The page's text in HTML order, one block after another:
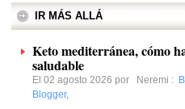
IR MÁS ALLÁ
Keto mediterránea, cómo
saludable
El 02 agosto 2026 por Neremi :
Blogger,